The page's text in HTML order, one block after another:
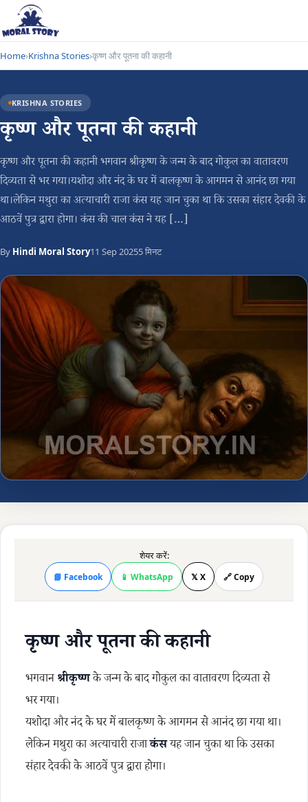
Home›Krishna Stories›कृष्ण और पूतना की कहानी
KRISHNA STORIES
कृष्ण और पूतना की कहानी
कृष्ण और पूतना की कहानी भगवान श्रीकृष्ण के जन्म के बाद गोकुल का वातावरण
दिव्यता से भर गया।यशोदा और नंद के घर में बालकृष्ण के आगमन से आनंद छा गया
था।लेकिन मथुरा का अत्याचारी राजा कंस यह जान चुका था कि उसका संहार देवकी के
आठवें पुत्र द्वारा होगा। कंस की चाल कंस ने यह […]
By Hindi Moral Story11 Sep 20255 मिनट
शेयर करें:
📘 Facebook 📱 WhatsApp 𝕏 X 🔗 Copy
कृष्ण और पूतना की कहानी
भगवानश्रीकृष्णके जन्म के बाद गोकुल का वातावरण दिव्यता से
भर गया।
यशोदा और नंद के घर में बालकृष्ण के आगमन से आनंद छा गया था।
लेकिन मथुरा का अत्याचारी राजाकंसयह जान चुका था कि उसका
संहार देवकी के आठवें पुत्र द्वारा होगा।